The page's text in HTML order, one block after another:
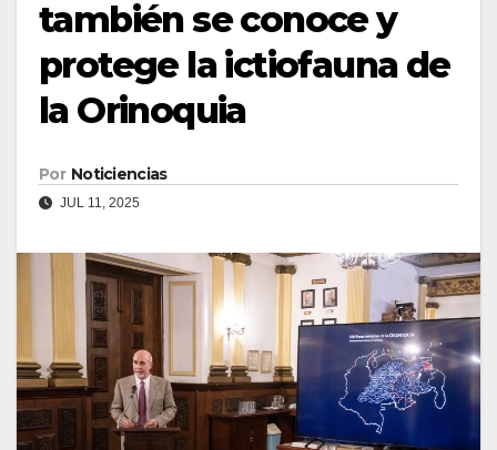
también se conoce y
protege la ictiofauna de
la Orinoquia
Por Noticiencias
JUL 11, 2025